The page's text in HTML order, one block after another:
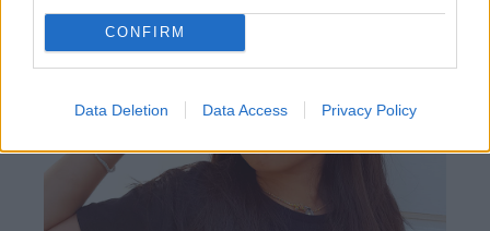
CONFIRM
Data Deletion Data Access Privacy Policy